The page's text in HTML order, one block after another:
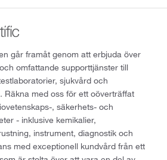
går framåt genom att erbjuda över
omfattande supporttjänster till
sjukvård och
Räkna med oss för ett oöverträffat
, säkerhets- och
- inklusive kemikalier,
instrument, diagnostik och
med exceptionell kundvård från ett